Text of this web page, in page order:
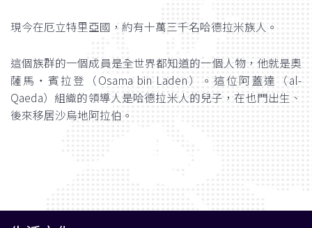
現今在厄立特里亞國，約有十萬三千名哈德拉米族人。
這個族群的一個成員是全世界都知道的一個人物，他就是奧
薩馬‧賓拉登（Osama bin Laden）。這位阿蓋達（al-
Qaeda）組織的領導人是哈德拉米人的兒子，在也門出生、
後來移居沙烏地阿拉伯。